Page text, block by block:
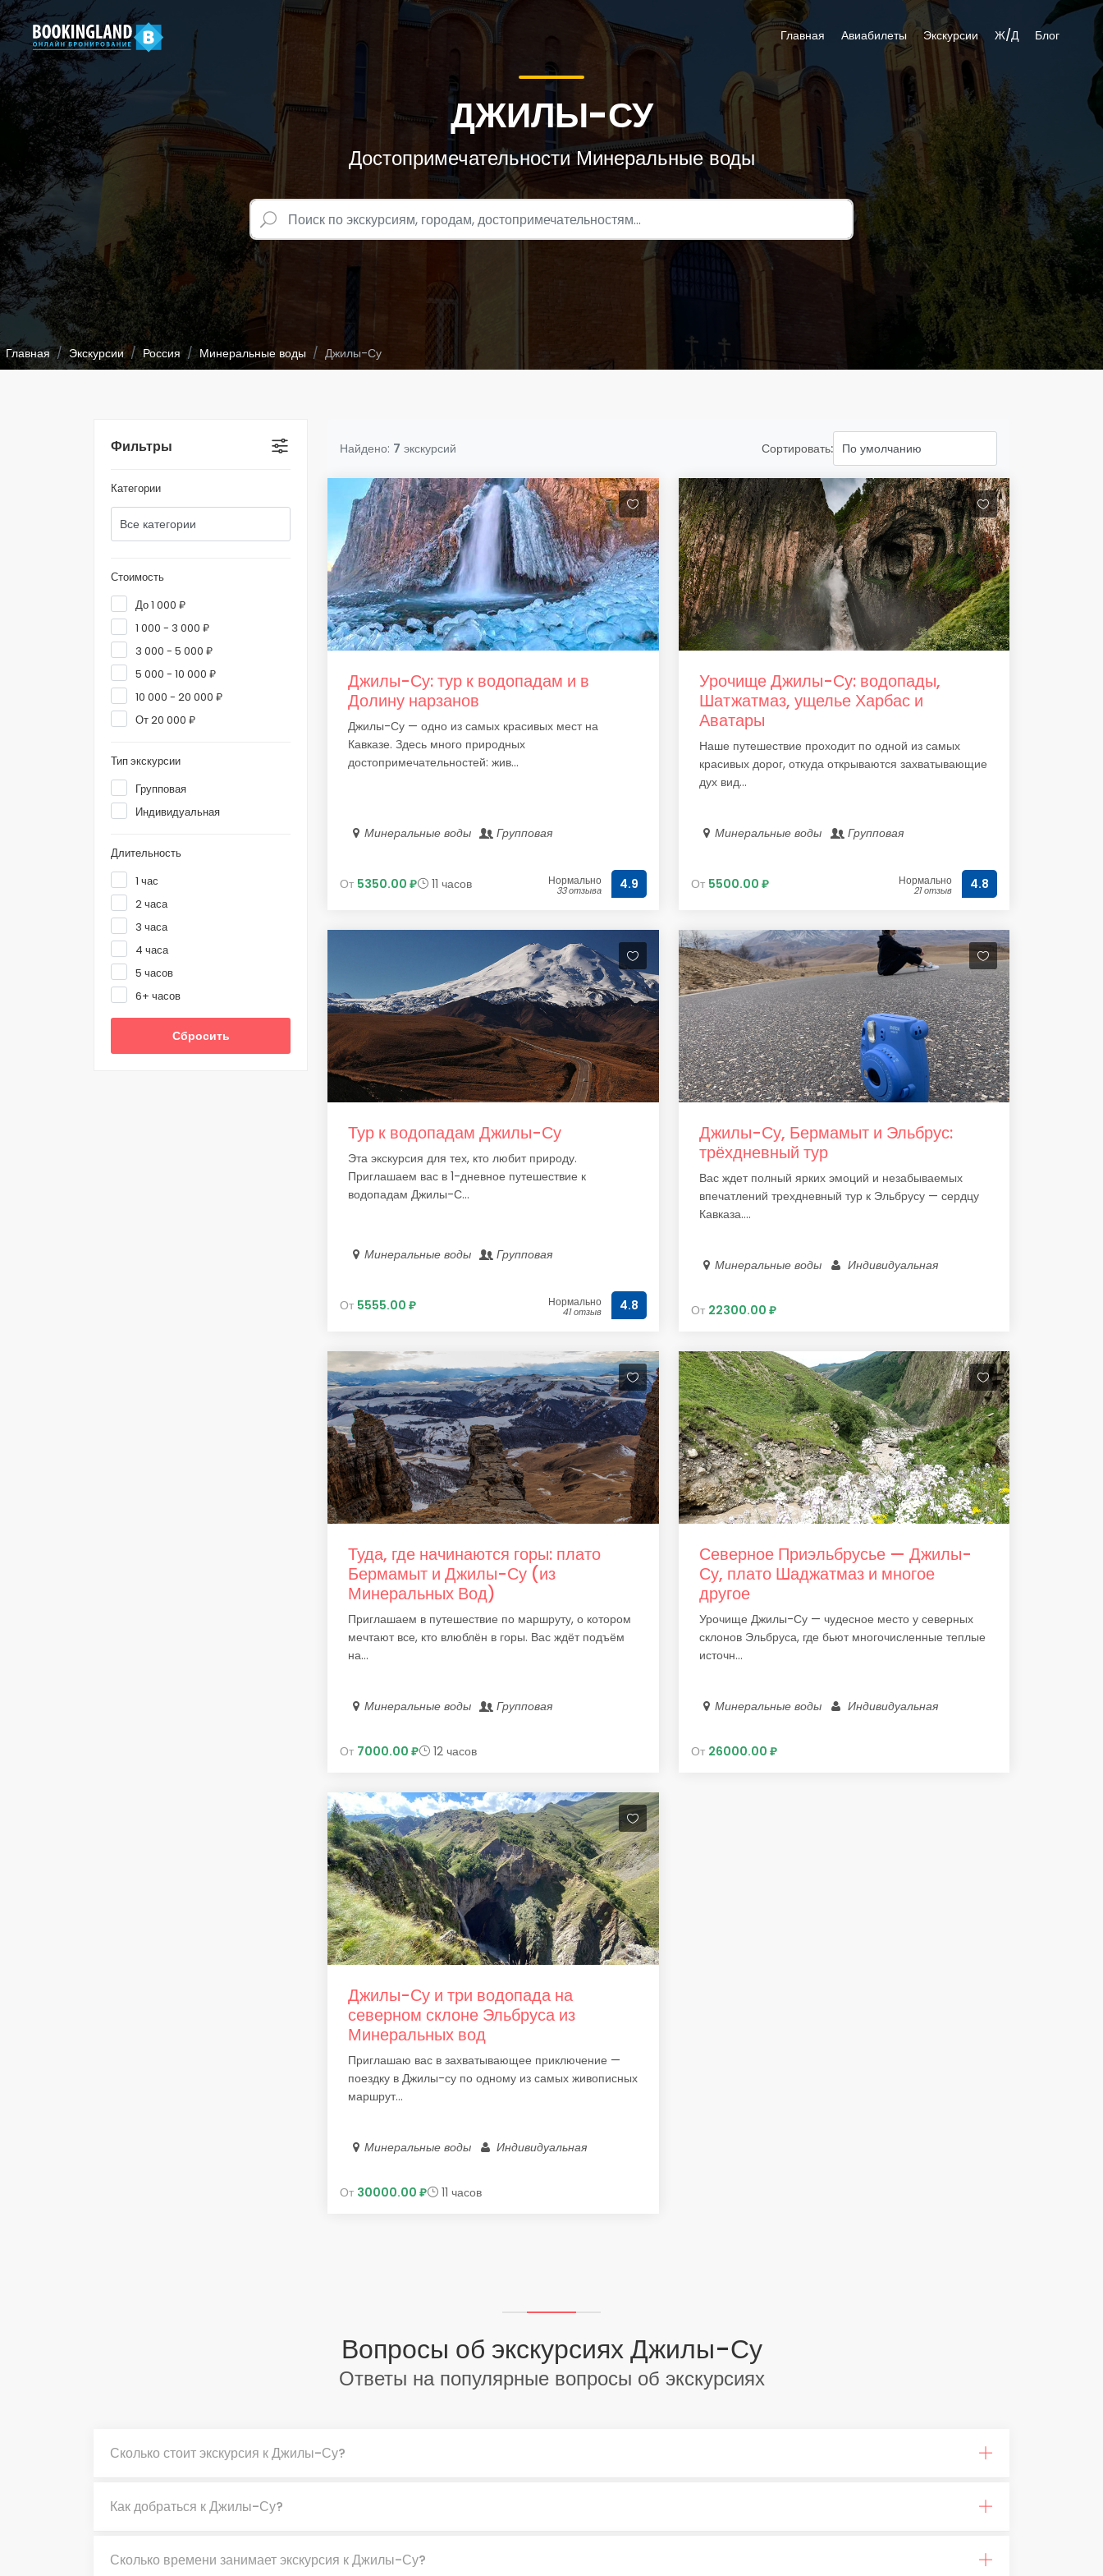
Главная Авиабилеты Экскурсии Ж/Д Блог
ДЖИЛЫ-СУ
Достопримечательности Минеральные воды
Главная Экскурсии Россия Минеральные воды Джилы-Су
Фильтры
Категории
Стоимость
До 1 000 ₽
1 000 - 3 000 ₽
3 000 - 5 000 ₽
5 000 - 10 000 ₽
10 000 - 20 000 ₽
От 20 000 ₽
Тип экскурсии
Групповая
Индивидуальная
Длительность
1 час
2 часа
3 часа
4 часа
5 часов
6+ часов
Сбросить
Найдено: 7 экскурсий Сортировать:
Джилы-Су: тур к водопадам и в
Долину нарзанов
Джилы-Су — одно из самых красивых мест на
Кавказе. Здесь много природных
достопримечательностей: жив...
Минеральные воды Групповая
От 5350.00 ₽ 11 часов Нормально
33 отзыва 4.9
Урочище Джилы-Су: водопады,
Шатжатмаз, ущелье Харбас и
Аватары
Наше путешествие проходит по одной из самых
красивых дорог, откуда открываются захватывающие
дух вид...
Минеральные воды Групповая
От 5500.00 ₽ Нормально
21 отзыв 4.8
Тур к водопадам Джилы-Су
Эта экскурсия для тех, кто любит природу.
Приглашаем вас в 1-дневное путешествие к
водопадам Джилы-С...
Минеральные воды Групповая
От 5555.00 ₽ Нормально
41 отзыв 4.8
Джилы-Су, Бермамыт и Эльбрус:
трёхдневный тур
Вас ждет полный ярких эмоций и незабываемых
впечатлений трехдневный тур к Эльбрусу — сердцу
Кавказа....
Минеральные воды Индивидуальная
От 22300.00 ₽
Туда, где начинаются горы: плато
Бермамыт и Джилы-Су (из
Минеральных Вод)
Приглашаем в путешествие по маршруту, о котором
мечтают все, кто влюблён в горы. Вас ждёт подъём
на...
Минеральные воды Групповая
От 7000.00 ₽ 12 часов
Северное Приэльбрусье — Джилы-
Су, плато Шаджатмаз и многое
другое
Урочище Джилы-Су — чудесное место у северных
склонов Эльбруса, где бьют многочисленные теплые
источн...
Минеральные воды Индивидуальная
От 26000.00 ₽
Джилы-Су и три водопада на
северном склоне Эльбруса из
Минеральных вод
Приглашаю вас в захватывающее приключение —
поездку в Джилы-су по одному из самых живописных
маршрут...
Минеральные воды Индивидуальная
От 30000.00 ₽ 11 часов
Вопросы об экскурсиях Джилы-Су
Ответы на популярные вопросы об экскурсиях
Сколько стоит экскурсия к Джилы-Су?
Как добраться к Джилы-Су?
Сколько времени занимает экскурсия к Джилы-Су?